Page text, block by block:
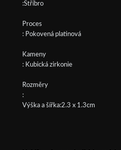
:Stříbro
Proces
: Pokovená platinová
Kameny
: Kubická zirkonie
Rozměry
:
Výška a šířka:2.3 x 1.3cm